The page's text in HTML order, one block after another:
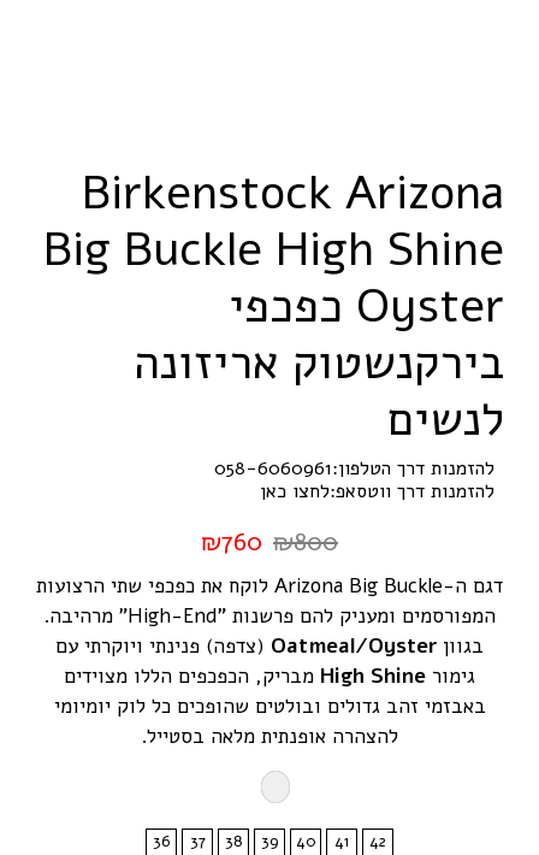
Birkenstock Arizona
Big Buckle High Shine
Oyster
כפכפי
בירקנשטוק אריזונה
לנשים
להזמנות דרך הטלפון:058-6060961
להזמנות דרך ווטסאפ:לחצו כאן
₪800
₪760
דגם ה-Arizona Big Buckle לוקח את כפכפי שתי הרצועות
המפורסמים ומעניק להם פרשנות "High-End" מרהיבה.
בגוון Oatmeal/Oyster (צדפה) פנינתי ויוקרתי עם
גימור High Shine מבריק, הכפכפים הללו מצוידים
באבזמי זהב גדולים ובולטים שהופכים כל לוק יומיומי
להצהרה אופנתית מלאה בסטייל.
36 37 38 39 40 41 42